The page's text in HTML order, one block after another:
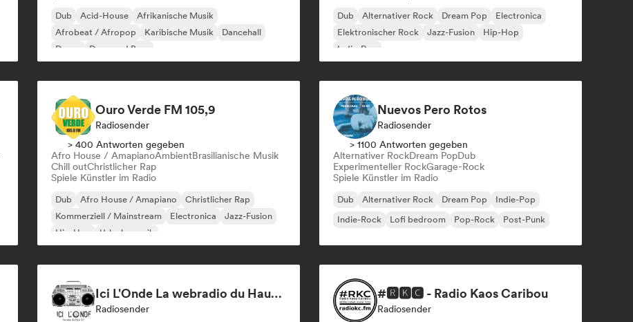
Dub Acid-House
Afrikanische Musik
Afrobeat / Afropop
Karibische Musik
Dancehall
Dance
Drum and Bass
Dub Alternativer Rock Dream Pop
Electronica
Elektronischer Rock
Jazz-Fusion
Hip-Hop
Indie-Pop
Ouro Verde FM 105,9
Radiosender
> 400 Antworten gegeben
Afro House / AmapianoAmbientBrasilianische Musik
Chill outChristlicher Rap
Spiele Künstler im Radio
Dub Afro House / Amapiano
Christlicher Rap
Kommerziell / Mainstream
Electronica
Jazz-Fusion
Hip-Hop
Urlaubsmusik
Nuevos Pero Rotos
Radiosender
> 1100 Antworten gegeben
Alternativer RockDream PopDub
Experimenteller RockGarage-Rock
Spiele Künstler im Radio
Dub Alternativer Rock Dream Pop
Indie-Pop
Indie-Rock
Lofi bedroom Pop-Rock Post-Punk
Ici L'Onde La webradio du Haut Limousin
Radiosender
#🆁🅺🅲 - Radio Kaos Caribou
Radiosender